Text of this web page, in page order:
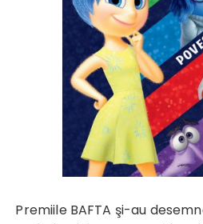
Premiile BAFTA şi-au desemnat câştigătorii, în